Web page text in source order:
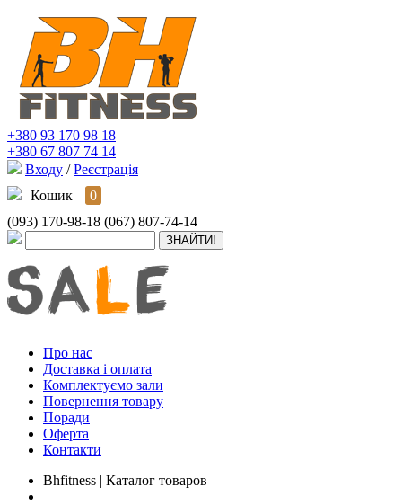
+380 93 170 98 18
+380 67 807 74 14
Входу / Реєстрація
Кошик
0
(093) 170-98-18 (067) 807-74-14
Про нас
Доставка і оплата
Комплектуємо зали
Повернення товару
Поради
Оферта
Контакти
Bhfitness | Каталог товаров